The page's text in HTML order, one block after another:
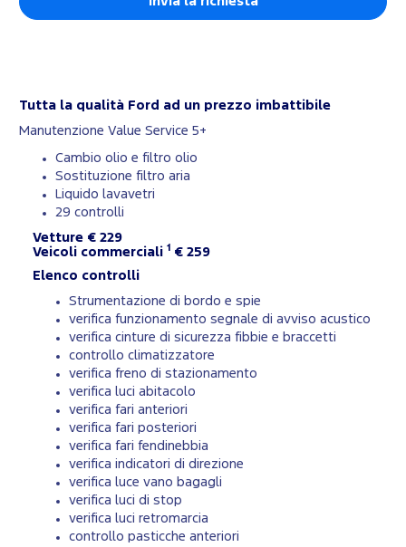
Tutta la qualità Ford ad un prezzo imbattibile
Manutenzione Value Service 5+
Cambio olio e filtro olio
Sostituzione filtro aria
Liquido lavavetri
29 controlli
Vetture € 229
Veicoli commerciali 1
€ 259
Elenco controlli
Strumentazione di bordo e spie
verifica funzionamento segnale di avviso acustico
verifica cinture di sicurezza fibbie e braccetti
controllo climatizzatore
verifica freno di stazionamento
verifica luci abitacolo
verifica fari anteriori
verifica fari posteriori
verifica fari fendinebbia
verifica indicatori di direzione
verifica luce vano bagagli
verifica luci di stop
verifica luci retromarcia
controllo pasticche anteriori